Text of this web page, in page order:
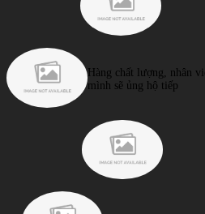
Hàng chất lượng, nhân
mình sẽ ủng hộ tiếp